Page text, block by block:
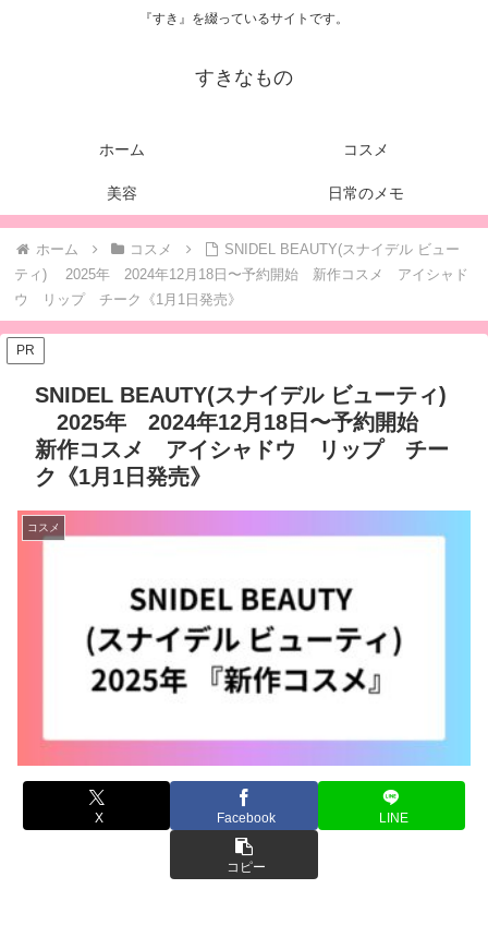
『すき』を綴っているサイトです。
すきなもの
ホーム コスメ
美容 日常のメモ
ホーム コスメ
SNIDEL BEAUTY(スナイデル ビュー
ティ) 2025年 2024年12月18日〜予約開始 新作コスメ アイシャド
ウ リップ チーク《1月1日発売》
PR
SNIDEL BEAUTY(スナイデル ビューティ)
2025年 2024年12月18日〜予約開始
新作コスメ アイシャドウ リップ チー
ク《1月1日発売》
コスメ
X Facebook LINE
コピー